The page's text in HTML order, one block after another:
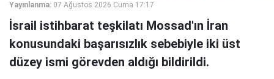
Yayınlanma: 07 Ağustos 2026 Cuma 17:17
İsrail istihbarat teşkilatı Mossad'ın İran
konusundaki başarısızlık sebebiyle iki üst
düzey ismi görevden aldığı bildirildi.